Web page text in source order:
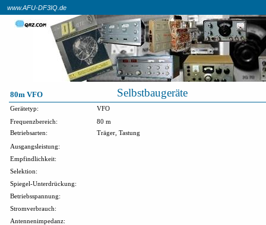
80m VFO Selbstbaugeräte
www.AFU-DF3IQ.de
Gerätetyp:
VFO
Frequenzbereich:
80 m
Betriebsarten:
Träger, Tastung
Ausgangsleistung:
Empfindlichkeit:
Selektion:
Spiegel-Unterdrückung:
Betriebsspannung:
Stromverbrauch:
Antennenimpedanz: